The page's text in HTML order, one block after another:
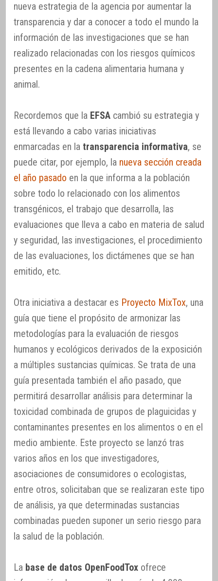
nueva estrategia de la agencia por aumentar la
transparencia y dar a conocer a todo el mundo la
información de las investigaciones que se han
realizado relacionadas con los riesgos químicos
presentes en la cadena alimentaria humana y
animal.
Recordemos que la EFSA cambió su estrategia y
está llevando a cabo varias iniciativas
enmarcadas en la transparencia informativa, se
puede citar, por ejemplo, la nueva sección creada
el año pasado en la que informa a la población
sobre todo lo relacionado con los alimentos
transgénicos, el trabajo que desarrolla, las
evaluaciones que lleva a cabo en materia de salud
y seguridad, las investigaciones, el procedimiento
de las evaluaciones, los dictámenes que se han
emitido, etc.
Otra iniciativa a destacar es Proyecto MixTox, una
guía que tiene el propósito de armonizar las
metodologías para la evaluación de riesgos
humanos y ecológicos derivados de la exposición
a múltiples sustancias químicas. Se trata de una
guía presentada también el año pasado, que
permitirá desarrollar análisis para determinar la
toxicidad combinada de grupos de plaguicidas y
contaminantes presentes en los alimentos o en el
medio ambiente. Este proyecto se lanzó tras
varios años en los que investigadores,
asociaciones de consumidores o ecologistas,
entre otros, solicitaban que se realizaran este tipo
de análisis, ya que determinadas sustancias
combinadas pueden suponer un serio riesgo para
la salud de la población.
La base de datos OpenFoodTox ofrece